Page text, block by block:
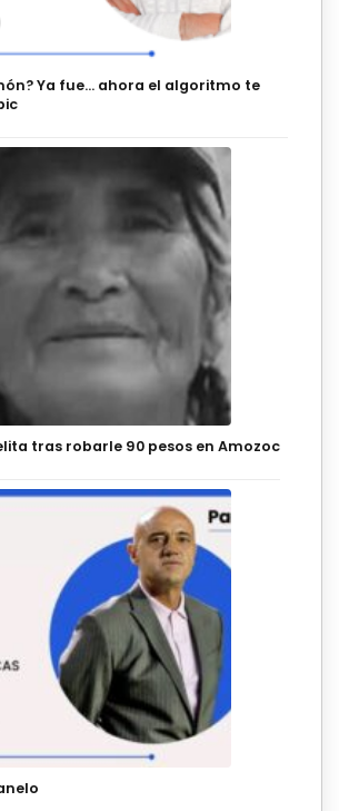
Ya fue… ahora el algoritmo te
tras robarle 90 pesos en Amozoc